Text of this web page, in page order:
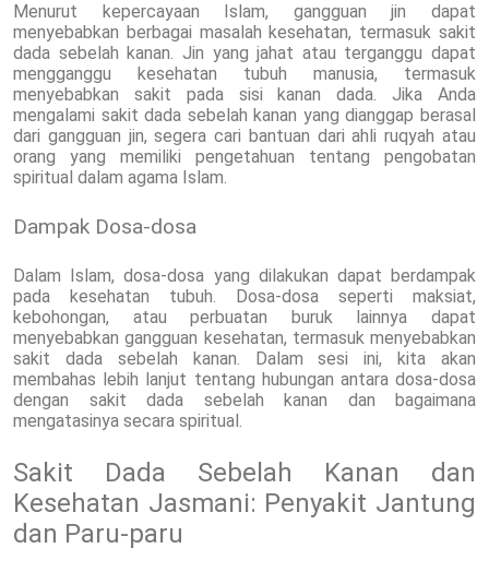
Menurut kepercayaan Islam, gangguan jin dapat
menyebabkan berbagai masalah kesehatan, termasuk sakit
dada sebelah kanan. Jin yang jahat atau terganggu dapat
mengganggu kesehatan tubuh manusia, termasuk
menyebabkan sakit pada sisi kanan dada. Jika Anda
mengalami sakit dada sebelah kanan yang dianggap berasal
dari gangguan jin, segera cari bantuan dari ahli ruqyah atau
orang yang memiliki pengetahuan tentang pengobatan
spiritual dalam agama Islam.
Dampak Dosa-dosa
Dalam Islam, dosa-dosa yang dilakukan dapat berdampak
pada kesehatan tubuh. Dosa-dosa seperti maksiat,
kebohongan, atau perbuatan buruk lainnya dapat
menyebabkan gangguan kesehatan, termasuk menyebabkan
sakit dada sebelah kanan. Dalam sesi ini, kita akan
membahas lebih lanjut tentang hubungan antara dosa-dosa
dengan sakit dada sebelah kanan dan bagaimana
mengatasinya secara spiritual.
Sakit Dada Sebelah Kanan dan
Kesehatan Jasmani: Penyakit Jantung
dan Paru-paru